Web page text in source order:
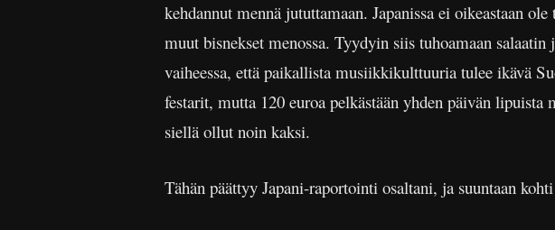
kehdannut mennä jututtamaan. Japanissa ei oikeastaan
muut bisnekset menossa. Tyydyin siis tuhoamaan
vaiheessa, että paikallista musiikkikulttuuria tulee ikävä
festarit, mutta 120 euroa pelkästään yhden päivän
siellä ollut noin kaksi.
Tähän päättyy Japani-raportointi osaltani, ja suuntaan